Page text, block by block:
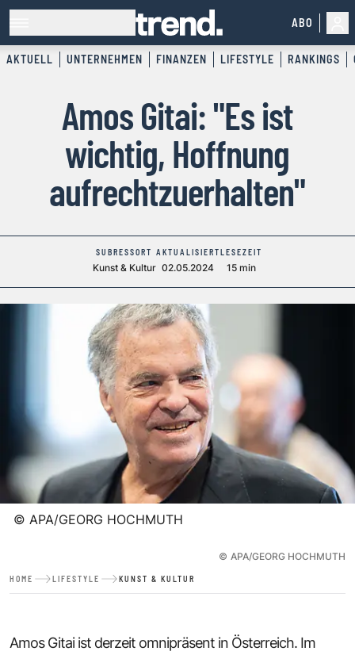
ABO
AKTUELL UNTERNEHMEN FINANZEN LIFESTYLE RANKINGS
Amos Gitai: "Es ist
wichtig, Hoffnung
aufrechtzuerhalten"
SUBRESSORT
Kunst & Kultur
AKTUALISIERT
02.05.2024
LESEZEIT
15 min
© APA/GEORG HOCHMUTH
© APA/GEORG HOCHMUTH
HOME LIFESTYLE KUNST & KULTUR
Amos Gitai ist derzeit omnipräsent in Österreich. Im